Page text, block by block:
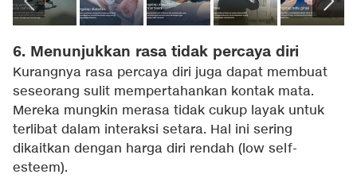
6. Menunjukkan rasa tidak percaya diri
Kurangnya rasa percaya diri juga dapat membuat
seseorang sulit mempertahankan kontak mata.
Mereka mungkin merasa tidak cukup layak untuk
terlibat dalam interaksi setara. Hal ini sering
dikaitkan dengan harga diri rendah (low self-
esteem).